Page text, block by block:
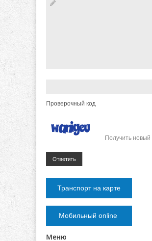
Проверочный код
Получить новый
Ответить
Транспорт на карте
Мобильный online
Меню